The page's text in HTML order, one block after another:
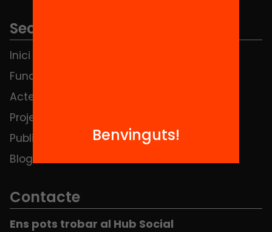
Seccions
Inici
Fundació
Actes
Projectes
Publicacions i vídeos
Blog
Contacte
Ens pots trobar al Hub Social
Benvinguts!